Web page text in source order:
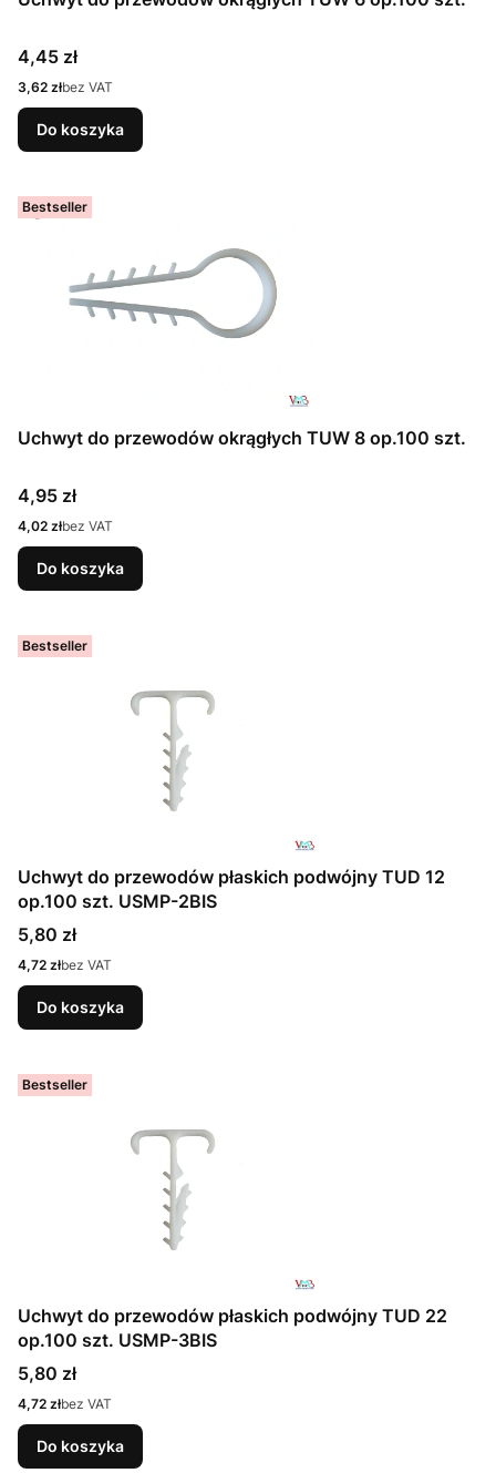
Cena
4,45 zł
Cena
3,62 złbez VAT
Do koszyka
Bestseller
Uchwyt do przewodów okrągłych TUW 8 op.100 szt.
Cena
4,95 zł
Cena
4,02 złbez VAT
Do koszyka
Bestseller
Uchwyt do przewodów płaskich podwójny TUD 12
op.100 szt. USMP-2BIS
Cena
5,80 zł
Cena
4,72 złbez VAT
Do koszyka
Bestseller
Uchwyt do przewodów płaskich podwójny TUD 22
op.100 szt. USMP-3BIS
Cena
5,80 zł
Cena
4,72 złbez VAT
Do koszyka